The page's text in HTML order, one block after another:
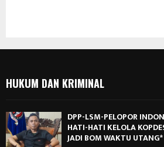
HUKUM DAN KRIMINAL
DPP-LSM-PELOPOR
HATI-HATI KELOLA
JADI BOM WAKTU UTANG*